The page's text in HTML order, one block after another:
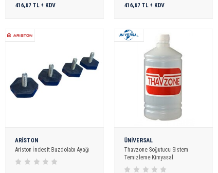
416,67 TL + KDV 416,67 TL + KDV
ARİSTON
Ariston İndesit Buzdolabı Ayağı
ÜNİVERSAL
Thavzone Soğutucu Sistem
Temizleme Kimyasal